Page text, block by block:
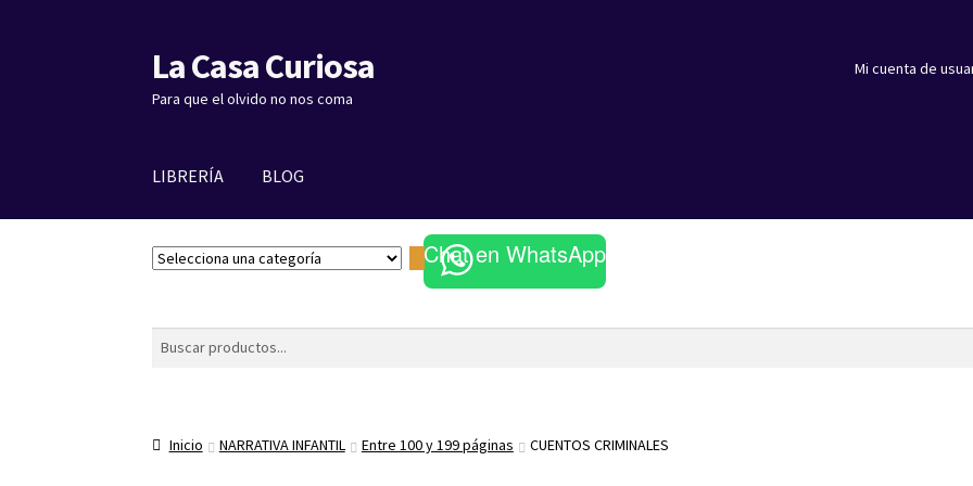
Ir
a
la
Ir
al
contenido
La Casa Curiosa
Para que el olvido no nos coma
Mi cuenta de
LIBRERÍA BLOG
S
e
n
Chat en WhatsApp
Buscar
Inicio NARRATIVA INFANTIL Entre 100 y 199 páginas CUENTOS CRIMINALES